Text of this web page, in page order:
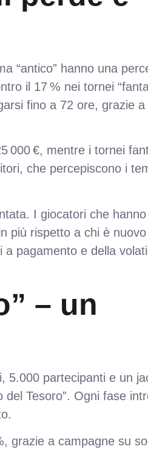
“antico” hanno una
il 17 % nei tornei
fino a 72 ore, grazie a
000 €, mentre i tornei
che percepiscono i
I giocatori che hanno
più rispetto a chi è nuovo
a pagamento e della
– un
5.000 partecipanti e un
del Tesoro”. Ogni fase
grazie a campagne su